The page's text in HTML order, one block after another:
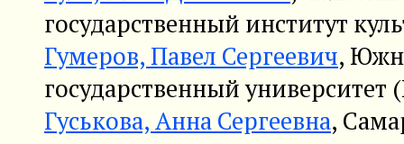
государственный институт
Гумеров, Павел Сергеевич,
государственный университет
Гуськова, Анна Сергеевна,